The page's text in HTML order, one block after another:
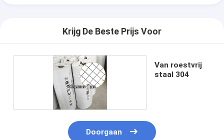
Krijg De Beste Prijs Voor
Van roestvrij
staal 304
Doorgaan